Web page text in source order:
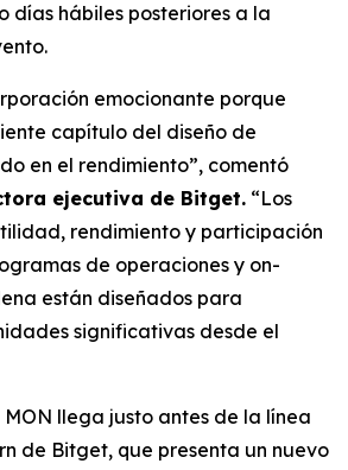
días hábiles posteriores a la
emocionante porque
capítulo del diseño de
en el rendimiento”, comentó
ejecutiva de Bitget. “Los
rendimiento y participación
de operaciones y on-
están diseñados para
significativas desde el
llega justo antes de la línea
de Bitget, que presenta un nuevo